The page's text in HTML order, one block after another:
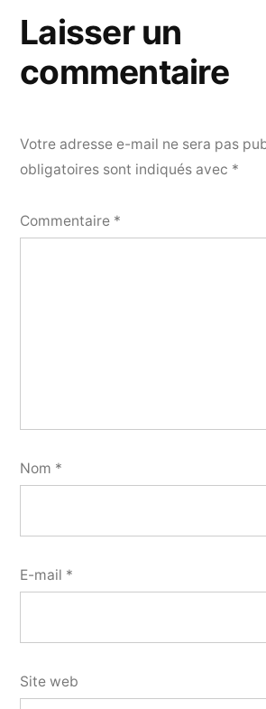
Laisser un
commentaire
Votre adresse e-mail ne sera pas
obligatoires sont indiqués avec *
Commentaire *
Nom *
E-mail *
Site web